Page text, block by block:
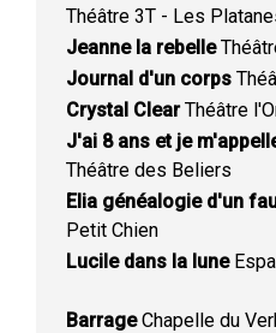
Théâtre 3T - Les
Jeanne la rebelle
Journal d'un corps
Crystal ClearThéâtre
J'ai 8 ans et je
Théâtre des Beliers
Elia généalogie d'un
Petit Chien
Lucile dans la lune
BarrageChapelle du